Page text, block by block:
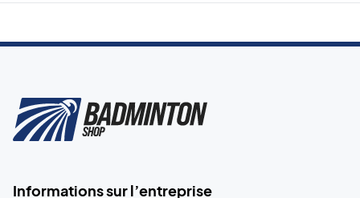
Informations sur l’entreprise